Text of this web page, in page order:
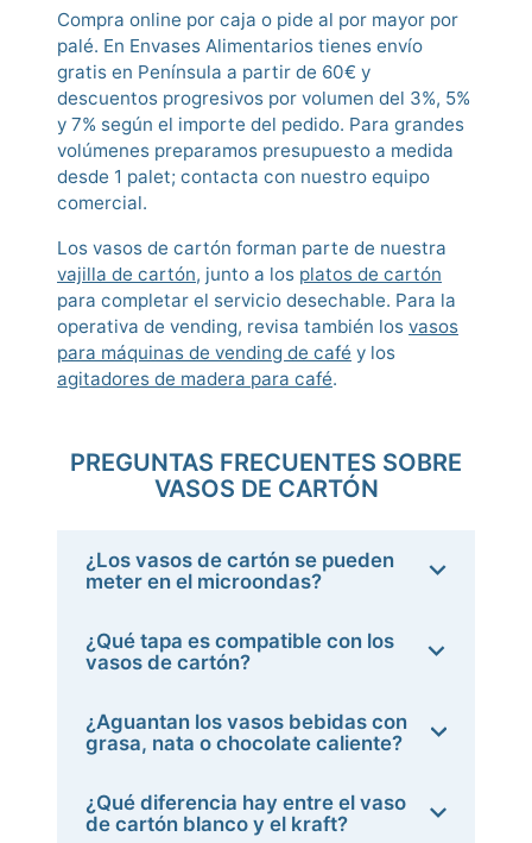
Compra online por caja o pide al por mayor por
palé. En Envases Alimentarios tienes envío
gratis en Península a partir de 60€ y
descuentos progresivos por volumen del 3%, 5%
y 7% según el importe del pedido. Para grandes
volúmenes preparamos presupuesto a medida
desde 1 palet; contacta con nuestro equipo
comercial.
Los vasos de cartón forman parte de nuestra
vajilla de cartón, junto a los platos de cartón
para completar el servicio desechable. Para la
operativa de vending, revisa también los vasos
para máquinas de vending de café y los
agitadores de madera para café.
PREGUNTAS FRECUENTES SOBRE
VASOS DE CARTÓN
¿Los vasos de cartón se pueden
meter en el microondas?
¿Qué tapa es compatible con los
vasos de cartón?
¿Aguantan los vasos bebidas con
grasa, nata o chocolate caliente?
¿Qué diferencia hay entre el vaso
de cartón blanco y el kraft?